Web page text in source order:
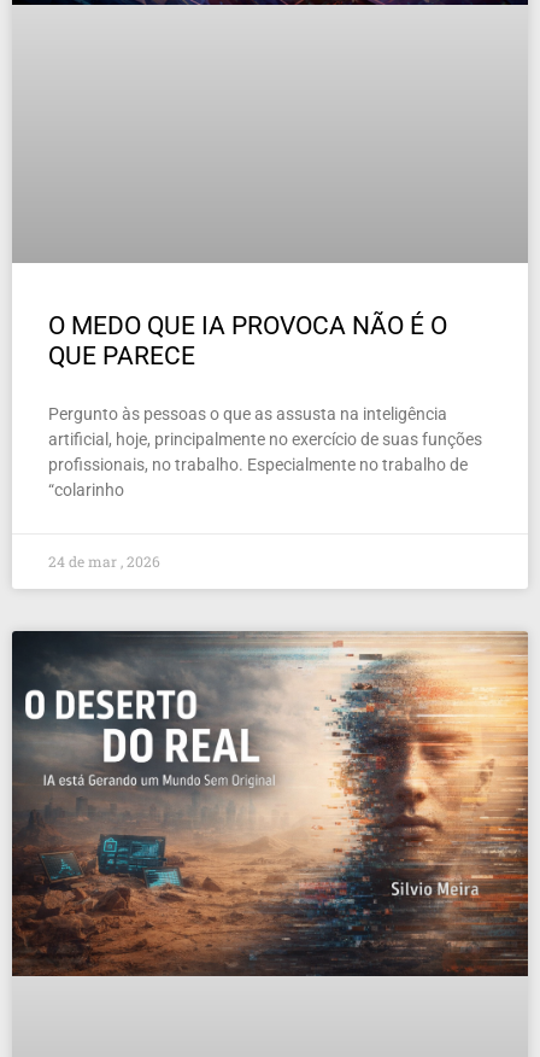
O MEDO QUE IA PROVOCA NÃO É O
QUE PARECE
Pergunto às pessoas o que as assusta na inteligência
artificial, hoje, principalmente no exercício de suas funções
profissionais, no trabalho. Especialmente no trabalho de
“colarinho
24 de mar , 2026